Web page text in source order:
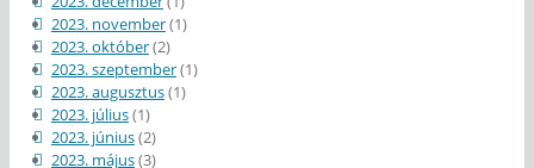
2023. november(1)
2023. október(2)
2023. szeptember(1)
2023. augusztus(1)
2023. július(1)
2023. június(2)
2023. május(3)